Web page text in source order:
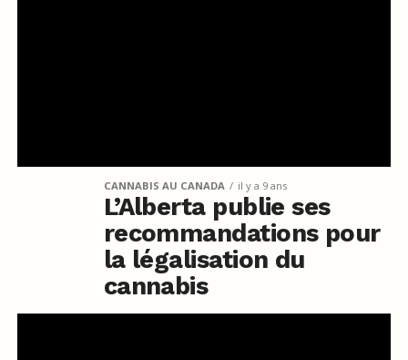
CANNABIS AU CANADA il y a 9 ans
L’Alberta publie ses
recommandations pour
la légalisation du
cannabis